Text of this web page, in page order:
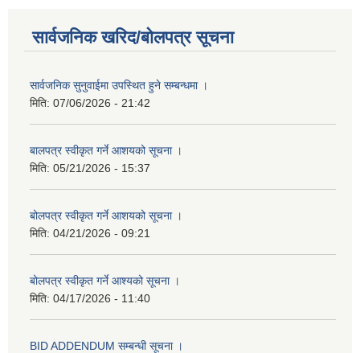
सार्वजनिक खरिद/बोलपत्र सूचना
सार्वजनिक सुनुवाईमा उपस्थित हुने सम्बन्धमा ।
मिति: 07/06/2026 - 21:42
बालपत्र स्वीकृत गर्ने आशयको सूचना ।
मिति: 05/21/2026 - 15:37
बोलपत्र स्वीकृत गर्ने आशयको सूचना ।
मिति: 04/21/2026 - 09:21
बोलपत्र स्वीकृत गर्ने आश्यको सूचना ।
मिति: 04/17/2026 - 11:40
BID ADDENDUM सम्बन्धी सूचना ।